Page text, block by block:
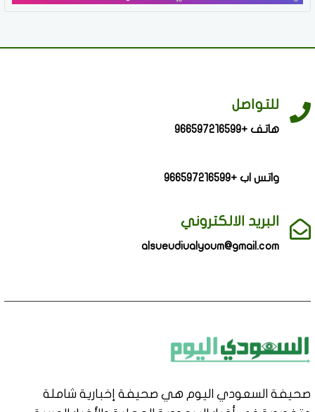
للتواصل
هاتف +966597216599
واتس اب +966597216599
البريد الالكتروني
alsueudiualyoum@gmail.com
صحيفة السعودي اليوم هي صحيفة إخبارية شاملة